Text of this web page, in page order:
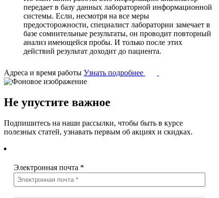
передает в базу данных лабораторной информационной
системы. Если, несмотря на все меры
предосторожности, специалист лаборатории замечает в
базе сомнительные результаты, он проводит повторный
анализ имеющейся пробы. И только после этих
действий результат доходит до пациента.
Адреса и время работы Узнать подробнее
Не упустите важное
Подпишитесь на наши рассылки, чтобы быть в курсе
полезных статей, узнавать первым об акциях и скидках.
Электронная почта *